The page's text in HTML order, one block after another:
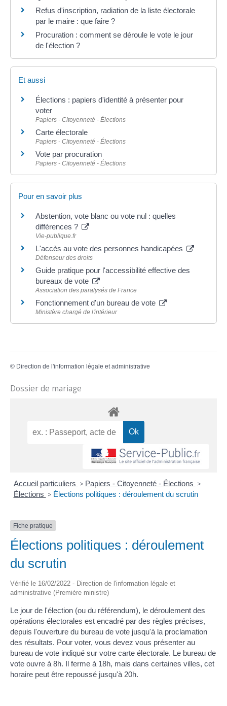
Refus d'inscription, radiation de la liste électorale
par le maire : que faire ?
Procuration : comment se déroule le vote le jour
de l'élection ?
Et aussi
Élections : papiers d'identité à présenter pour
voter
Papiers - Citoyenneté - Élections
Carte électorale
Papiers - Citoyenneté - Élections
Vote par procuration
Papiers - Citoyenneté - Élections
Pour en savoir plus
Abstention, vote blanc ou vote nul : quelles
différences ?
Vie-publique.fr
L'accès au vote des personnes handicapées
Défenseur des droits
Guide pratique pour l'accessibilité effective des
bureaux de vote
Association des paralysés de France
Fonctionnement d'un bureau de vote
Ministère chargé de l'intérieur
© Direction de l'information légale et administrative
Dossier de mariage
Accueil particuliers > Papiers - Citoyenneté - Élections >
Élections > Élections politiques : déroulement du scrutin
Fiche pratique
Élections politiques : déroulement
du scrutin
Vérifié le 16/02/2022 - Direction de l'information légale et
administrative (Première ministre)
Le jour de l'élection (ou du référendum), le déroulement des
opérations électorales est encadré par des règles précises,
depuis l'ouverture du bureau de vote jusqu'à la proclamation
des résultats. Pour voter, vous devez vous présenter au
bureau de vote indiqué sur votre carte électorale. Le bureau de
vote ouvre à 8h. Il ferme à 18h, mais dans certaines villes, cet
horaire peut être repoussé jusqu'à 20h.